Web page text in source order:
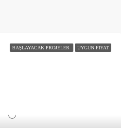
BAŞLAYACAK PROJELER UYGUN FIYAT